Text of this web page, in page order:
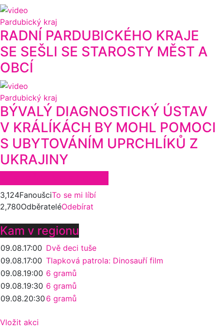
Pardubický kraj
RADNÍ PARDUBICKÉHO KRAJE
SE SEŠLI SE STAROSTY MĚST A
OBCÍ
Pardubický kraj
BÝVALÝ DIAGNOSTICKÝ ÚSTAV
V KRÁLÍKÁCH BY MOHL POMOCI
S UBYTOVÁNÍM UPRCHLÍKŮ Z
UKRAJINY
3,124FanoušciTo se mi líbí
2,780OdběrateléOdebírat
Kam v regionu
09.08.17:00 Dvě deci tuše
09.08.17:00 Tlapková patrola: Dinosauří film
09.08.19:00 6 gramů
09.08.19:30 6 gramů
09.08.20:30 6 gramů
Vložit akci